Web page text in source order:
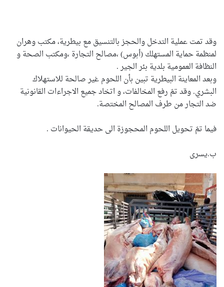
وقد تمت عملية التدخل والحجز بالتنسيق مع بيطرية، مكتب وهران
لمنظمة حماية المستهلك (أبوس) ،مصالح التجارة ،ومكتب الصحة و
النظافة العمومية بلدية بئر الجير .
وبعد المعاينة البيطرية تبين بأن اللحوم غير صالحة للاستهلاك
البشري. وقد تمّ رفع المخالفات، و اتخاد جميع الاجراءات القانونية
ضد التجار من طرف المصالح المختصة.
فيما تمّ تحويل اللحوم المحجوزة الى حديقة الحيوانات .
ب.يسرى